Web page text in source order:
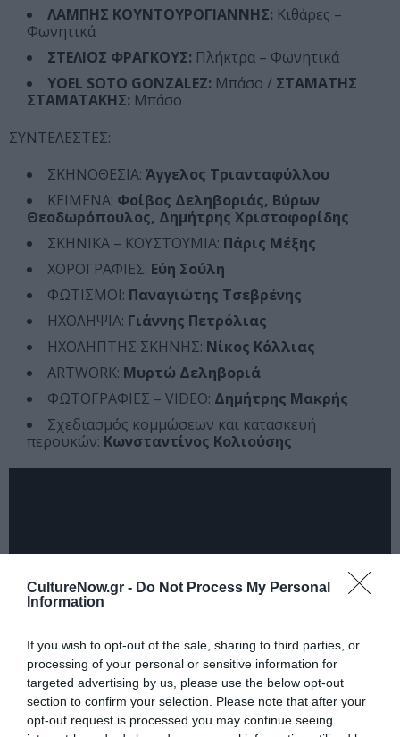
CultureNow.gr - Do Not Process My Personal
Information
If you wish to opt-out of the sale, sharing to third parties, or
processing of your personal or sensitive information for
targeted advertising by us, please use the below opt-out
section to confirm your selection. Please note that after your
opt-out request is processed you may continue seeing
ΛΑΜΠΗΣ ΚΟΥΝΤΟΥΡΟΓΙΑΝΝΗΣ: Κιθάρες –
Φωνητικά
ΣΤΕΛΙΟΣ ΦΡΑΓΚΟΥΣ: Πλήκτρα – Φωνητικά
YOEL SOTO GONZALEZ: Μπάσο / ΣΤΑΜΑΤΗΣ
ΣΤΑΜΑΤΑΚΗΣ: Μπάσο
ΣΥΝΤΕΛΕΣΤΕΣ:
ΣΚΗΝΟΘΕΣΙΑ: Άγγελος Τριανταφύλλου
ΚΕΙΜΕΝΑ: Φοίβος Δεληβοριάς, Βύρων
Θεοδωρόπουλος, Δημήτρης Χριστοφορίδης
ΣΚΗΝΙΚΑ – ΚΟΥΣΤΟΥΜΙΑ: Πάρις Μέξης
ΧΟΡΟΓΡΑΦΙΕΣ: Εύη Σούλη
ΦΩΤΙΣΜΟΙ: Παναγιώτης Τσεβρένης
ΗΧΟΛΗΨΙΑ: Γιάννης Πετρόλιας
ΗΧΟΛΗΠΤΗΣ ΣΚΗΝΗΣ: Νίκος Κόλλιας
ARTWORK: Μυρτώ Δεληβοριά
ΦΩΤΟΓΡΑΦΙΕΣ – VIDEO: Δημήτρης Μακρής
Σχεδιασμός κομμώσεων και κατασκευή
περουκών: Κωνσταντίνος Κολιούσης
Διαβάστε επίσης: